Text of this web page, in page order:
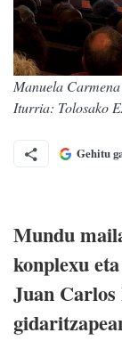
Manuela
Iturria: Tolosako
Gehitu
Mundu
konplexu
Juan